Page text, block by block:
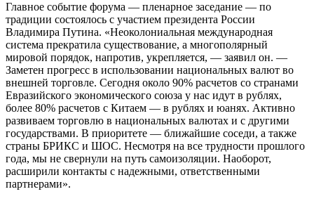
Главное событие форума — пленарное заседание — по
традиции состоялось с участием президента России
Владимира Путина. «Неоколониальная международная
система прекратила существование, а многополярный
мировой порядок, напротив, укрепляется, — заявил он. —
Заметен прогресс в использовании национальных валют во
внешней торговле. Сегодня около 90% расчетов со странами
Евразийского экономического союза у нас идут в рублях,
более 80% расчетов с Китаем — в рублях и юанях. Активно
развиваем торговлю в национальных валютах и с другими
государствами. В приоритете — ближайшие соседи, а также
страны БРИКС и ШОС. Несмотря на все трудности прошлого
года, мы не свернули на путь самоизоляции. Наоборот,
расширили контакты с надежными, ответственными
партнерами».